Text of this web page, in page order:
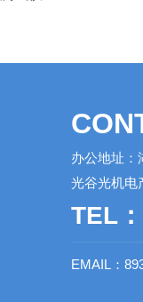
办公地址：
光谷光机电
TEL
EMAIL：